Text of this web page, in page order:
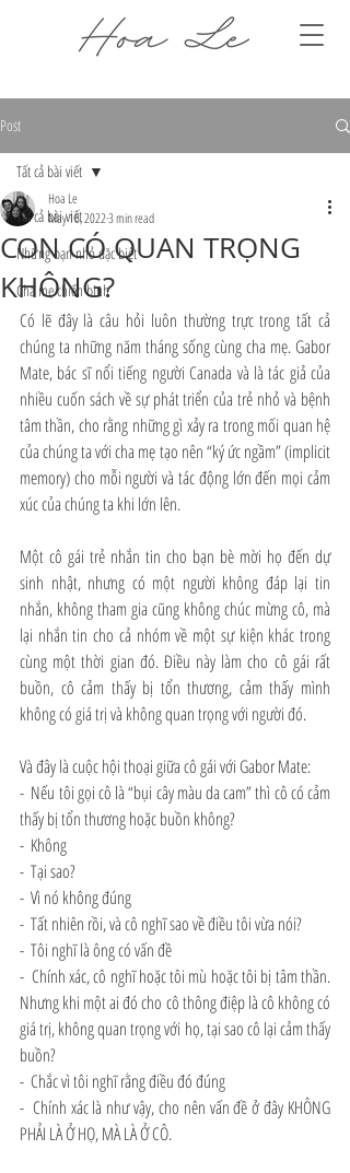
Post
Tất cả bài viết
Những bạn nhỏ đặc biệt
Cha mẹ chiến binh
Tất cả bài viết
CON CÓ QUAN TRỌNG
KHÔNG?
Hoa Le
May 16, 20223 min read
Có lẽ đây là câu hỏi luôn thường trực trong tất cả
chúng ta những năm tháng sống cùng cha mẹ. Gabor
Mate, bác sĩ nổi tiếng người Canada và là tác giả của
nhiều cuốn sách về sự phát triển của trẻ nhỏ và bệnh
tâm thần, cho rằng những gì xảy ra trong mối quan hệ
của chúng ta với cha mẹ tạo nên “ký ức ngầm” (implicit
memory) cho mỗi người và tác động lớn đến mọi cảm
xúc của chúng ta khi lớn lên.
Một cô gái trẻ nhắn tin cho bạn bè mời họ đến dự
sinh nhật, nhưng có một người không đáp lại tin
nhắn, không tham gia cũng không chúc mừng cô, mà
lại nhắn tin cho cả nhóm về một sự kiện khác trong
cùng một thời gian đó. Điều này làm cho cô gái rất
buồn, cô cảm thấy bị tổn thương, cảm thấy mình
không có giá trị và không quan trọng với người đó.
Và đây là cuộc hội thoại giữa cô gái với Gabor Mate:
-  Nếu tôi gọi cô là “bụi cây màu da cam” thì cô có cảm
thấy bị tổn thương hoặc buồn không?
-  Không
-  Tại sao?
-  Vì nó không đúng
-  Tất nhiên rồi, và cô nghĩ sao về điều tôi vừa nói?
-  Tôi nghĩ là ông có vấn đề
-  Chính xác, cô nghĩ hoặc tôi mù hoặc tôi bị tâm thần.
Nhưng khi một ai đó cho cô thông điệp là cô không có
giá trị, không quan trọng với họ, tại sao cô lại cảm thấy
buồn?
-  Chắc vì tôi nghĩ rằng điều đó đúng
-  Chính xác là như vậy, cho nên vấn đề ở đây KHÔNG
PHẢI LÀ Ở HỌ, MÀ LÀ Ở CÔ.